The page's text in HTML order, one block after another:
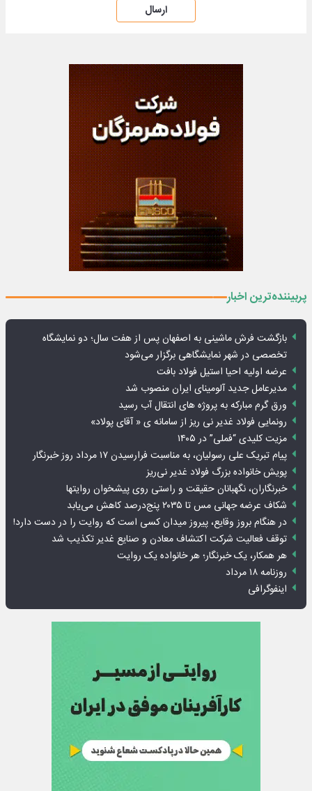
ارسال
پربیننده‌ترین اخبار
بازگشت فرش ماشینی به اصفهان پس از هفت سال؛ دو نمایشگاه
تخصصی در شهر نمایشگاهی برگزار می‌شود
عرضه اولیه احیا استیل فولاد بافت
مدیرعامل جدید آلومینای ایران منصوب شد
ورق گرم مبارکه به پروژه های انتقال آب رسید
رونمایی فولاد غدیر نی ریز از سامانه ی « آقای پولاد»
مزیت کلیدی “فملی” در ۱۴۰۵
پیام تبریک علی رسولیان، به مناسبت فرارسیدن ۱۷ مرداد روز خبرنگار
پویش خانواده بزرگ فولاد غدیر نی‌ریز
خبرنگاران، نگهبانان حقیقت و راستی روی پیشخوان روایت­ها
شکاف عرضه جهانی مس تا ۲۰۳۵ پنج‌درصد کاهش می‌یابد
در هنگام بروز وقایع، پیروز میدان کسی است که روایت را در دست دارد!
توقف فعالیت شرکت اکتشاف معادن و صنایع غدیر تکذیب شد
هر همکار، یک خبرنگار؛ هر خانواده یک روایت
روزنامه ۱۸ مرداد
اینفوگرافی